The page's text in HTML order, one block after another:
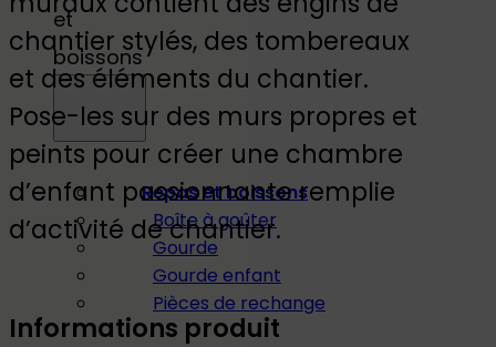
et
boissons
Repas et boissons
Boîte à goûter
Gourde
Gourde enfant
Pièces de rechange
chantier
chantier stylés, des tombereaux
et des éléments du chantier.
Pose-les sur des murs propres et
peints pour créer une chambre
d’enfant passionnante remplie
d’activité de chantier.
Informations produit